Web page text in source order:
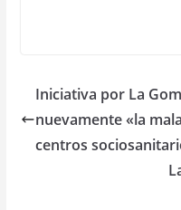
Iniciativa por La
nuevamente «la
centros